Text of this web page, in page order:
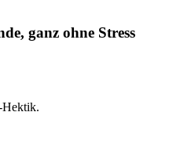
ganz ohne Stress
Hektik.